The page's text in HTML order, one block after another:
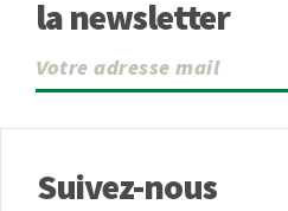
la newsletter
Suivez-nous